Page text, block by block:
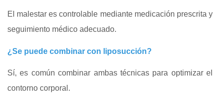
El malestar es controlable mediante medicación prescrita y
seguimiento médico adecuado.
¿Se puede combinar con liposucción?
Sí, es común combinar ambas técnicas para optimizar el
contorno corporal.